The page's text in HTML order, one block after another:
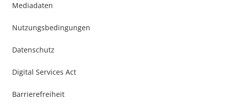
Mediadaten
Nutzungsbedingungen
Datenschutz
Digital Services Act
Barrierefreiheit